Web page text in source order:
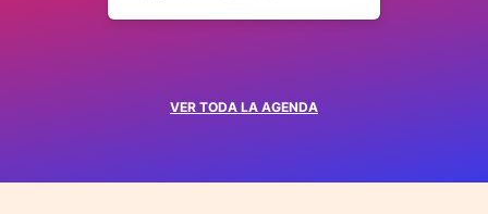
VER TODA LA AGENDA